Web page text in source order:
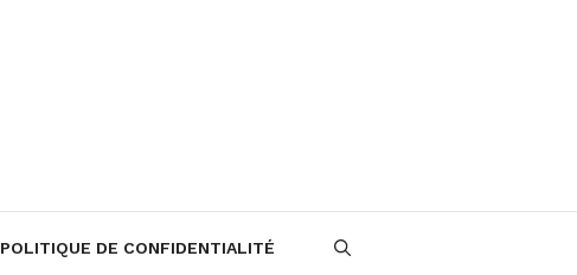
POLITIQUE DE CONFIDENTIALITÉ